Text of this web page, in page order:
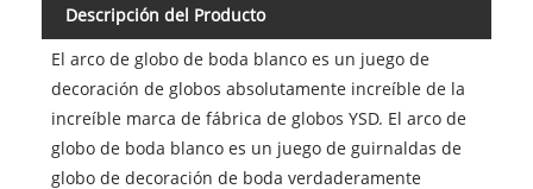
Descripción del Producto
El arco de globo de boda blanco es un juego de
decoración de globos absolutamente increíble de la
increíble marca de fábrica de globos YSD. El arco de
globo de boda blanco es un juego de guirnaldas de
globo de decoración de boda verdaderamente